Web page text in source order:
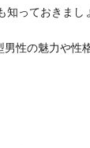
知っておきまし
男性の魅力や性